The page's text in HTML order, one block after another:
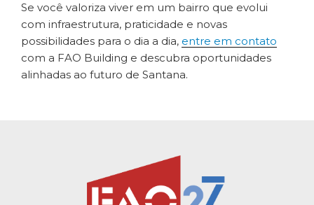
Se você valoriza viver em um bairro que evolui
com infraestrutura, praticidade e novas
possibilidades para o dia a dia, entre em contato
com a FAO Building e descubra oportunidades
alinhadas ao futuro de Santana.